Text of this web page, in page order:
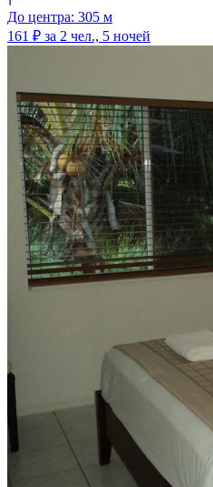
До центра: 305 м
161 ₽ за 2 чел., 5 ночей